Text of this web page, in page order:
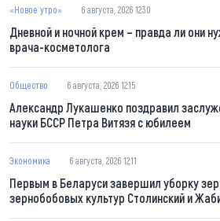
«Новое утро» 6 августа, 2026 12:30
Дневной и ночной крем – правда ли они
врача-косметолога
Общество 6 августа, 2026 12:15
Александр Лукашенко поздравил
науки БССР Петра Витязя с юбилеем
Экономика 6 августа, 2026 12:11
Первым в Беларуси завершил уборку
зернобобовых культур Столинский и